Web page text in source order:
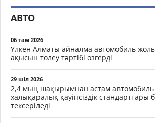
АВТО
06 там 2026
Үлкен Алматы айналма автомобиль
ақысын төлеу тәртібі өзгерді
29 шіл 2026
2,4 мың шақырымнан астам
халықаралық қауіпсіздік
тексеріледі